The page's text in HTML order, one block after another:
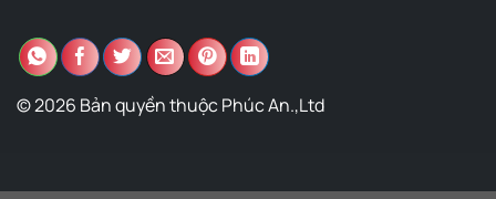
© 2026 Bản quyền thuộc Phúc An.,Ltd